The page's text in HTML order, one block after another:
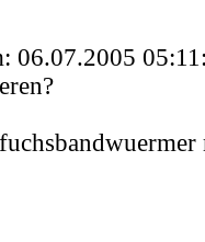
06.07.2005